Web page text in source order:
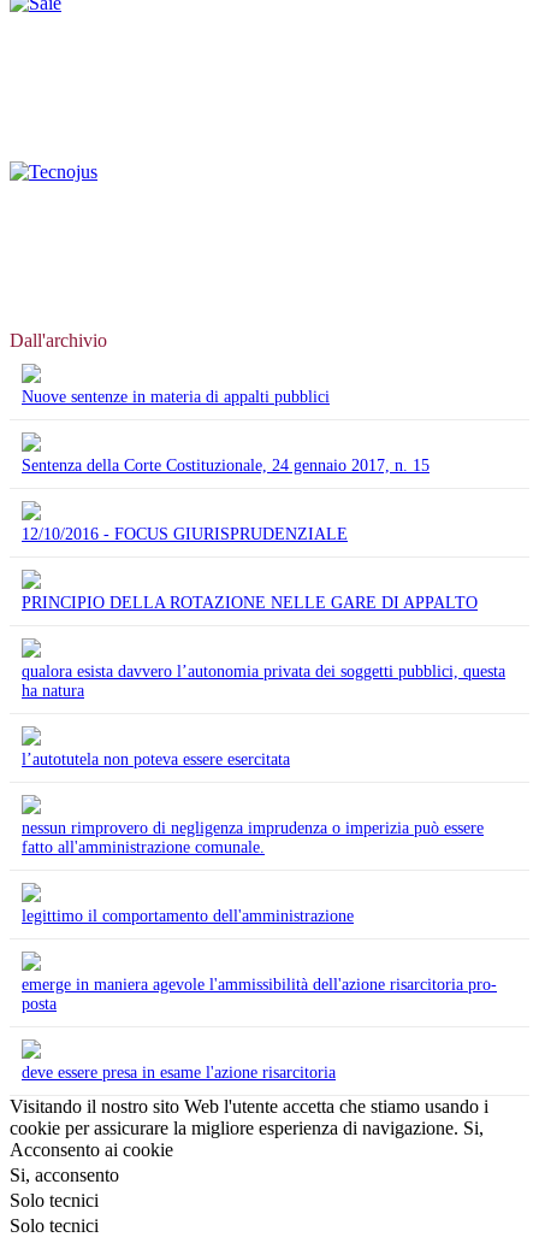
Dall'archivio
Nuove sentenze in materia di appalti pubblici
Sentenza della Corte Costituzionale, 24 gennaio 2017, n. 15
12/10/2016 - FOCUS GIURISPRUDENZIALE
PRINCIPIO DELLA ROTAZIONE NELLE GARE DI APPALTO
qualora esista davvero l’autonomia privata dei soggetti pubblici, questa
ha natura
l’autotutela non poteva essere esercitata
nessun rimprovero di negligenza imprudenza o imperizia può essere
fatto all'amministrazione comunale.
legittimo il comportamento dell'amministrazione
emerge in maniera agevole l'ammissibilità dell'azione risarcitoria pro-
posta
deve essere presa in esame l'azione risarcitoria
Visitando il nostro sito Web l'utente accetta che stiamo usando i
cookie per assicurare la migliore esperienza di navigazione. Si,
Acconsento ai cookie
Si, acconsento
Solo tecnici
Solo tecnici